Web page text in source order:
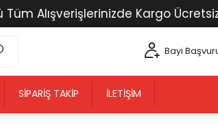
Kargo Ücretsiz!
Bayi
SIPARIŞ TAKIP İLETIŞIM